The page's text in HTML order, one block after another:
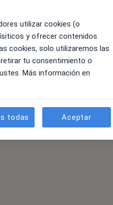
utilizar cookies (o
y ofrecer contenidos
cookies, solo utilizaremos las
tu consentimiento o
Más información en
todas Aceptar